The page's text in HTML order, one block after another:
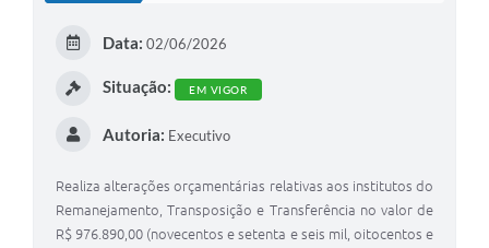
Data: 02/06/2026
Situação: EM VIGOR
Autoria: Executivo
Realiza alterações orçamentárias relativas aos institutos do
Remanejamento, Transposição e Transferência no valor de
R$ 976.890,00 (novecentos e setenta e seis mil, oitocentos e